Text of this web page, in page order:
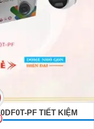
PF TIẾT KIỆM